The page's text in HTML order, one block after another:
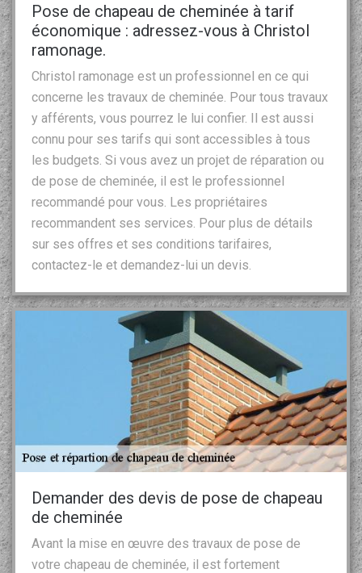
Pose de chapeau de cheminée à tarif
économique : adressez-vous à Christol
ramonage.
Christol ramonage est un professionnel en ce qui
concerne les travaux de cheminée. Pour tous travaux
y afférents, vous pourrez le lui confier. Il est aussi
connu pour ses tarifs qui sont accessibles à tous
les budgets. Si vous avez un projet de réparation ou
de pose de cheminée, il est le professionnel
recommandé pour vous. Les propriétaires
recommandent ses services. Pour plus de détails
sur ses offres et ses conditions tarifaires,
contactez-le et demandez-lui un devis.
Demander des devis de pose de chapeau
de cheminée
Avant la mise en œuvre des travaux de pose de
votre chapeau de cheminée, il est fortement